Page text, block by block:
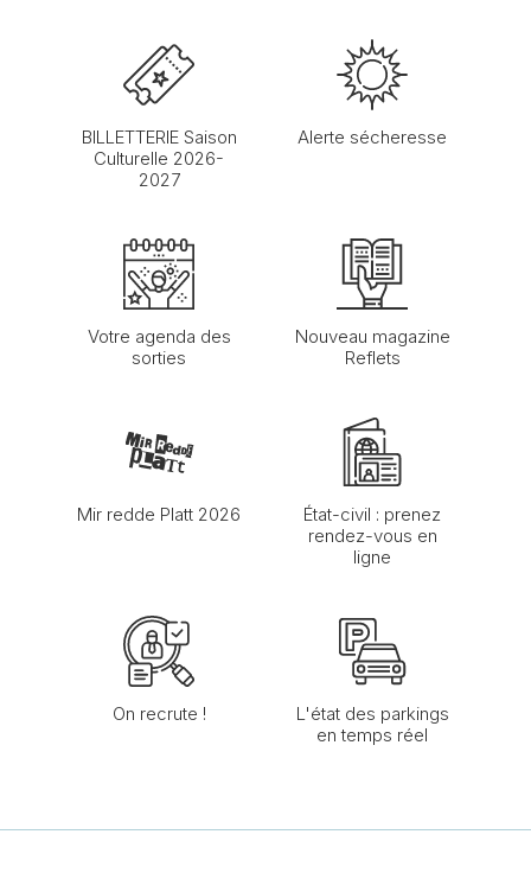
BILLETTERIE Saison
Culturelle 2026-
2027
Alerte sécheresse
Votre agenda des
sorties
Nouveau magazine
Reflets
Mir redde Platt 2026
État-civil : prenez
rendez-vous en
ligne
On recrute !
L'état des parkings
en temps réel